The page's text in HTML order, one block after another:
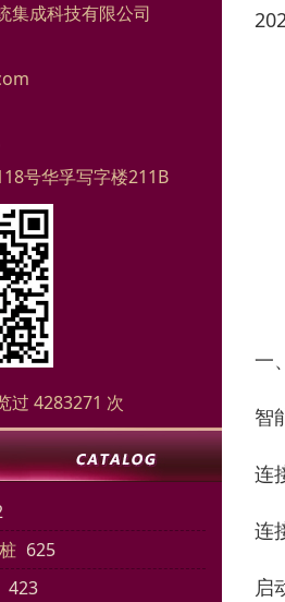
集成科技有限公司
号华孚写字楼211B
过 4283271 次
625
423
一
智
连
连
启